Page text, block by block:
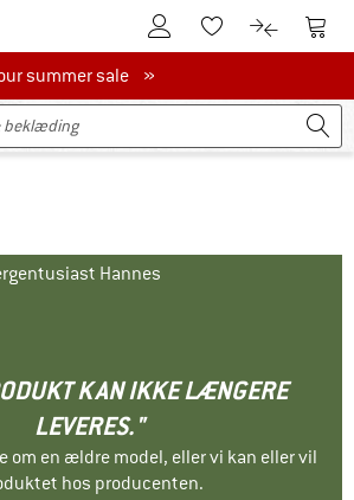
Til kundekontoenTil huskesedlen.
Til Til
summer sale
summer sale »
Hannes
KAN IKKE LÆNGERE
LEVERES."
om en ældre model, eller vi kan eller vil
hos producenten.